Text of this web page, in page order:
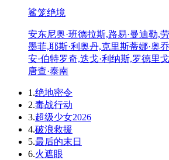
鲨笼绝境
安东尼奥·班德拉斯,路易·曼迪勒,
墨菲,耶斯·利奥丹,克里斯蒂娜·奥
安·伯特罗奇,迭戈·利纳斯,罗德里
唐查·泰南
1.绝地密令
2.毒战行动
3.超级少女2026
4.破浪救援
5.最后的末日
6.火遮眼